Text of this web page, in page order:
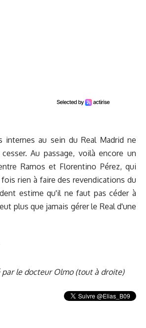
internes au sein du Real Madrid ne
Au passage, voilà encore un
Ramos et Florentino Pérez, qui
rien à faire des revendications du
estime qu'il ne faut pas céder à
plus que jamais gérer le Real d'une
par le docteur Olmo (tout à droite)